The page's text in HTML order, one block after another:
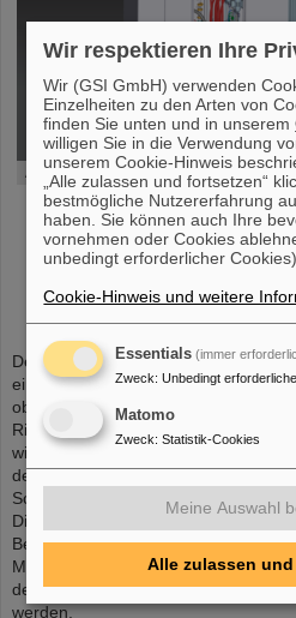
Abbildung 4: Versorgungseinheit I-Kicker
EE-
Der Extraction- und Emergency-
einen vertikalen Kick nach oben
oben stellt den normalen
Richtung der Experimentierplätze
wird. Hingegen wird der Kick nach
denen der Stahl
Schäden an der Anlage zu vermeiden.
Diese Notfälle können zum
Beschleunigerkomponenten
Magnetsystem zwei
der bereits vorgestellte
werden.
Wir respektieren Ihre
Wir (GSI GmbH) verwenden
Einzelheiten zu den Arten von
finden Sie unten und in unserem
willigen Sie in die Verwendung
unserem Cookie-Hinweis
„Alle zulassen und fortsetzen“
bestmögliche Nutzererfahrung
haben. Sie können auch Ihre
vornehmen oder Cookies
unbedingt erforderlicher Cookies).
Cookie-Hinweis und weitere
Essentials (immer
Zweck: Unbedingt
Matomo
Zweck: Statistik-Cookies
Meine Auswahl
Alle zulassen